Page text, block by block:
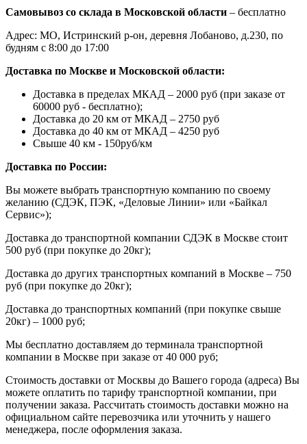
Самовывоз со склада в Московской области – бесплатно
Адрес: МО, Истринский р-он, деревня Лобаново, д.230, по
будням с 8:00 до 17:00
Доставка по Москве и Московской области:
Доставка в пределах МКАД – 2000 руб (при заказе от
60000 руб - бесплатно);
Доставка до 20 км от МКАД – 2750 руб
Доставка до 40 км от МКАД – 4250 руб
Свыше 40 км - 150руб/км
Доставка по России:
Вы можете выбрать транспортную компанию по своему
желанию (СДЭК, ПЭК, «Деловые Линии» или «Байкал
Сервис»);
Доставка до транспортной компании СДЭК в Москве стоит
500 руб (при покупке до 20кг);
Доставка до других транспортных компаний в Москве – 750
руб (при покупке до 20кг);
Доставка до транспортных компаний (при покупке свыше
20кг) – 1000 руб;
Мы бесплатно доставляем до терминала транспортной
компании в Москве при заказе от 40 000 руб;
Стоимость доставки от Москвы до Вашего города (адреса) Вы
можете оплатить по тарифу транспортной компании, при
получении заказа. Рассчитать стоимость доставки можно на
официальном сайте перевозчика или уточнить у нашего
менеджера, после оформления заказа.